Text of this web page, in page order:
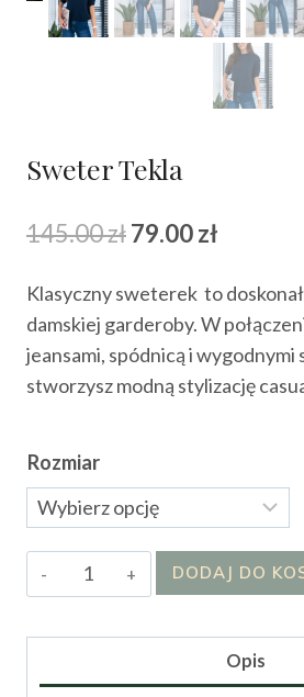
Sweter Tekla
145.00złPierwotna
wynosiła:
145.00 zł.
79.00zł
wynosi:
79.00
Klasyczny sweterek to
damskiej garderoby. W
jeansami, spódnicą i wygodnymi
stworzysz modną stylizację
Rozmiar
ilość
Sweter
DODAJ DO
Opis